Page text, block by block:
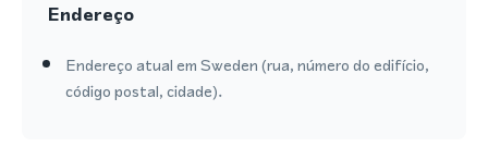
Endereço
Endereço atual em Sweden (rua, número do edifício,
código postal, cidade).